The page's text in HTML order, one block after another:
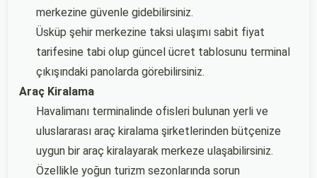
merkezine güvenle gidebilirsiniz.
Üsküp şehir merkezine taksi ulaşımı sabit fiyat
tarifesine tabi olup güncel ücret tablosunu terminal
çıkışındaki panolarda görebilirsiniz.
Araç Kiralama
Havalimanı terminalinde ofisleri bulunan yerli ve
uluslararası araç kiralama şirketlerinden bütçenize
uygun bir araç kiralayarak merkeze ulaşabilirsiniz.
Özellikle yoğun turizm sezonlarında sorun